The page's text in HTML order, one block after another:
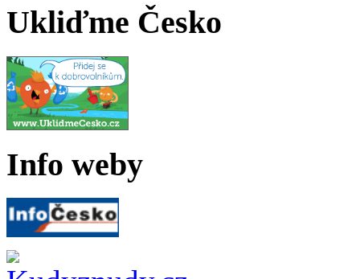
Ukliďme Česko
Info weby